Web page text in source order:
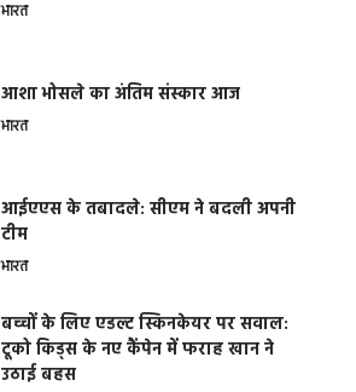
भारत
आशा भोसले का अंतिम संस्कार आज
भारत
आईएएस के तबादले: सीएम ने बदली अपनी
टीम
भारत
बच्चों के लिए एडल्ट स्किनकेयर पर सवाल:
टूको किड्स के नए कैंपेन में फराह खान ने
उठाई बहस